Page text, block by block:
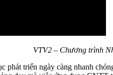
VTV2 – Chương trình
triển ngày càng nhanh